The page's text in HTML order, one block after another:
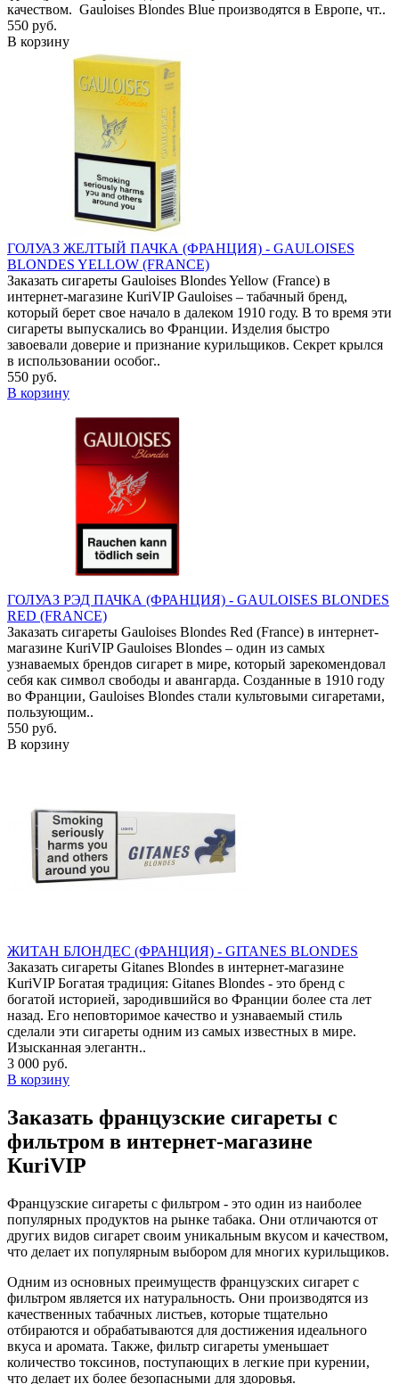
качеством. Gauloises Blondes Blue производятся в Европе, чт..
550 руб.
В корзину
ГОЛУАЗ ЖЕЛТЫЙ ПАЧКА (ФРАНЦИЯ) - GAULOISES
BLONDES YELLOW (FRANCE)
Заказать сигареты Gauloises Blondes Yellow (France) в
интернет-магазине КuriVIP Gauloises – табачный бренд,
который берет свое начало в далеком 1910 году. В то время эти
сигареты выпускались во Франции. Изделия быстро
завоевали доверие и признание курильщиков. Секрет крылся
в использовании особог..
550 руб.
В корзину
ГОЛУАЗ РЭД ПАЧКА (ФРАНЦИЯ) - GAULOISES BLONDES
RED (FRANCE)
Заказать сигареты Gauloises Blondes Red (France) в интернет-
магазине КuriVIP Gauloises Blondes – один из самых
узнаваемых брендов сигарет в мире, который зарекомендовал
себя как символ свободы и авангарда. Созданные в 1910 году
во Франции, Gauloises Blondes стали культовыми сигаретами,
пользующим..
550 руб.
В корзину
ЖИТАН БЛОНДЕС (ФРАНЦИЯ) - GITANES BLONDES
Заказать сигареты Gitanes Blondes в интернет-магазине
КuriVIP Богатая традиция: Gitanes Blondes - это бренд с
богатой историей, зародившийся во Франции более ста лет
назад. Его неповторимое качество и узнаваемый стиль
сделали эти сигареты одним из самых известных в мире.
Изысканная элегантн..
3 000 руб.
В корзину
Заказать французские сигареты с
фильтром в интернет-магазине
КuriVIP
Французские сигареты с фильтром - это один из наиболее
популярных продуктов на рынке табака. Они отличаются от
других видов сигарет своим уникальным вкусом и качеством,
что делает их популярным выбором для многих курильщиков.
Одним из основных преимуществ французских сигарет с
фильтром является их натуральность. Они производятся из
качественных табачных листьев, которые тщательно
отбираются и обрабатываются для достижения идеального
вкуса и аромата. Также, фильтр сигареты уменьшает
количество токсинов, поступающих в легкие при курении,
что делает их более безопасными для здоровья.